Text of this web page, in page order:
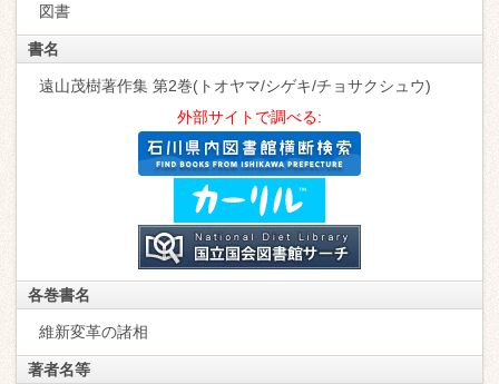
図書
書名
遠山茂樹著作集 第2巻(トオヤマ/シゲキ/チョサクシュウ)
外部サイトで調べる:
各巻書名
維新変革の諸相
著者名等